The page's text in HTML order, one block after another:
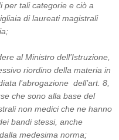
per tali categorie e ciò a
di laureati magistrali
al Ministro dell’Istruzione,
riordino della materia in
l’abrogazione dell’art. 8,
che sono alla base del
non medici che ne hanno
bandi stessi, anche
medesima norma;